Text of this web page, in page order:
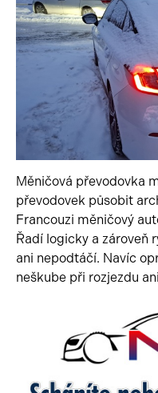
Měničová převodovka
převodovek působit
Francouzi měničový
Řadí logicky a zároveň
ani nepodtáčí. Navíc
neškube při rozjezdu